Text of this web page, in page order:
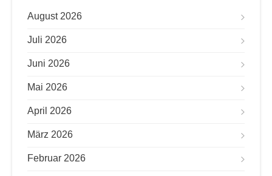
August 2026
Juli 2026
Juni 2026
Mai 2026
April 2026
März 2026
Februar 2026